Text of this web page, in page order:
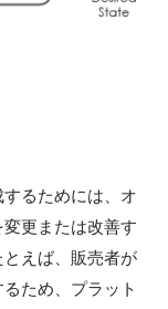
るためには、オ
更または改善す
えば、販売者が
ため、プラット